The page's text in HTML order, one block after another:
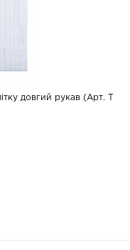
довгий рукав (Арт. T